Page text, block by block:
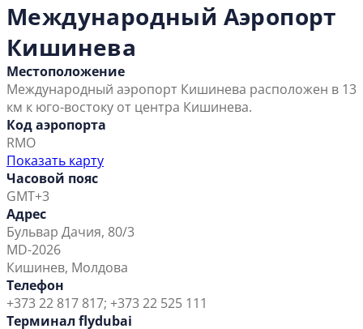
Международный Аэропорт
Кишинева
Местоположение
Международный аэропорт Кишинева расположен в 13
км к юго-востоку от центра Кишинева.
Код аэропорта
RMO
Показать карту
Часовой пояс
GMT+3
Адрес
Бульвар Дачия, 80/3
MD-2026
Кишинев, Молдова
Телефон
+373 22 817 817; +373 22 525 111
Терминал flydubai